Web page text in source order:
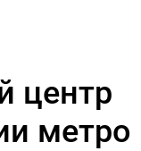
центр
метро